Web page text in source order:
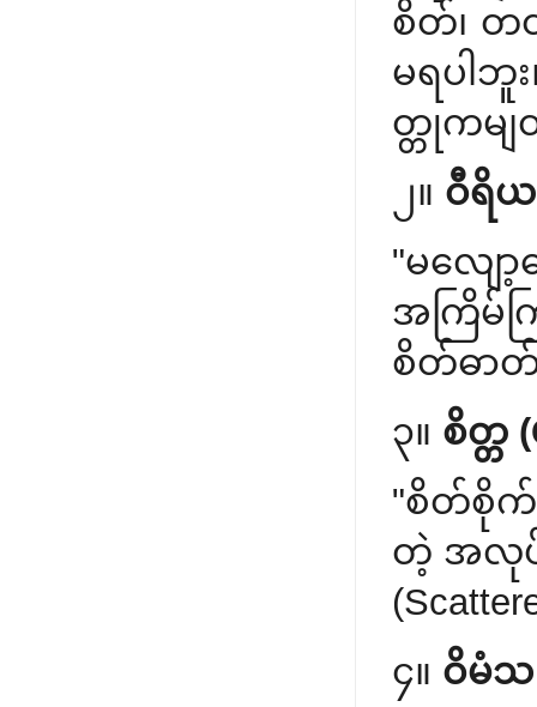
စိတ်၊ တ
မရပါဘူ
တ္တုကမျ
၂။ ဝီရိယ
"မလျေ
အကြိမ်
စိတ်ဓာတ်
၃။ စိတ္တ
"စိတ်စိုက်
တဲ့ အလုပ်
၄။ ဝိမံသ